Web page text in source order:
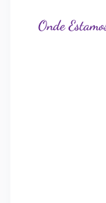
Onde